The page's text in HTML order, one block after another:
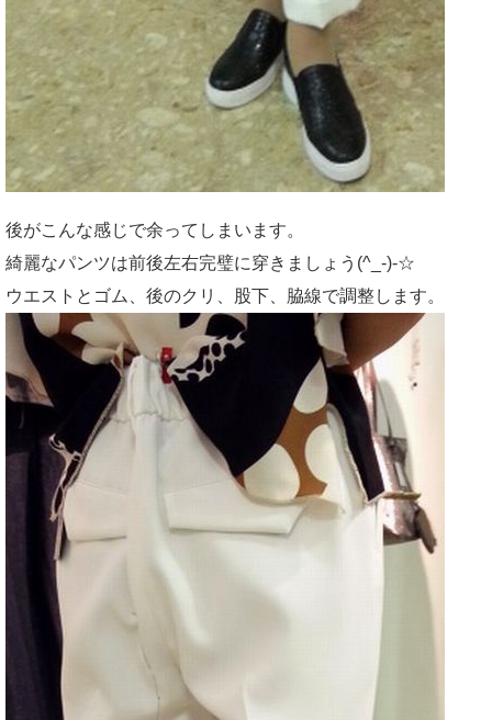
後がこんな感じで余ってしまいます。
綺麗なパンツは前後左右完璧に穿きましょう(^_-)-☆
ウエストとゴム、後のクリ、股下、脇線で調整します。